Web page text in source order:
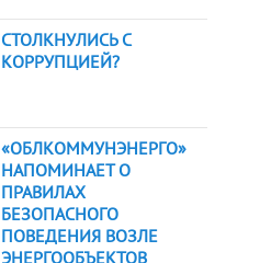
СТОЛКНУЛИСЬ С
КОРРУПЦИЕЙ?
«ОБЛКОММУНЭНЕРГО»
НАПОМИНАЕТ О
ПРАВИЛАХ
БЕЗОПАСНОГО
ПОВЕДЕНИЯ ВОЗЛЕ
ЭНЕРГООБЪЕКТОВ